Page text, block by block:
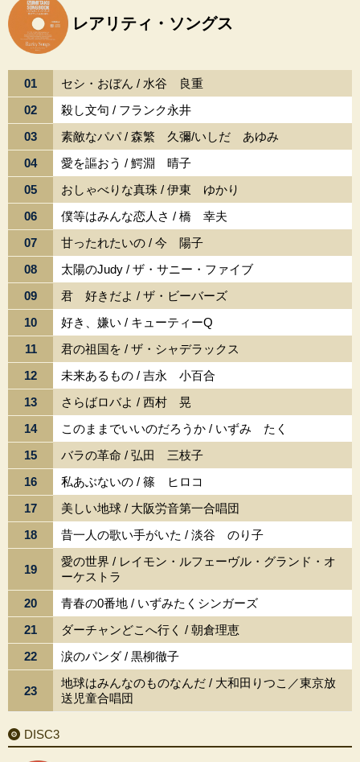
レアリティ・ソングス
01
セシ・おぼん / 水谷 良重
02
殺し文句 / フランク永井
03
素敵なパパ / 森繁 久彌/いしだ あゆみ
04
愛を謳おう / 鰐淵 晴子
05
おしゃべりな真珠 / 伊東 ゆかり
06
僕等はみんな恋人さ / 橋 幸夫
07
甘ったれたいの / 今 陽子
08
太陽のJudy / ザ・サニー・ファイブ
09
君 好きだよ / ザ・ビーバーズ
10
好き、嫌い / キューティーQ
11
君の祖国を / ザ・シャデラックス
12
未来あるもの / 吉永 小百合
13
さらばロバよ / 西村 晃
14
このままでいいのだろうか / いずみ たく
15
バラの革命 / 弘田 三枝子
16
私あぶないの / 篠 ヒロコ
17
美しい地球 / 大阪労音第一合唱団
18
昔一人の歌い手がいた / 淡谷 のり子
19
愛の世界 / レイモン・ルフェーヴル・グランド・オ
ーケストラ
20
青春の0番地 / いずみたくシンガーズ
21
ダーチャンどこへ行く / 朝倉理恵
22
涙のパンダ / 黒柳徹子
23
地球はみんなのものなんだ / 大和田りつこ／東京放
送児童合唱団
DISC3